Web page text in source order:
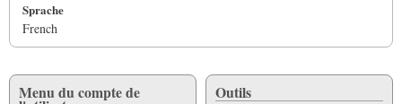
Sprache
French
Menu du compte de Outils